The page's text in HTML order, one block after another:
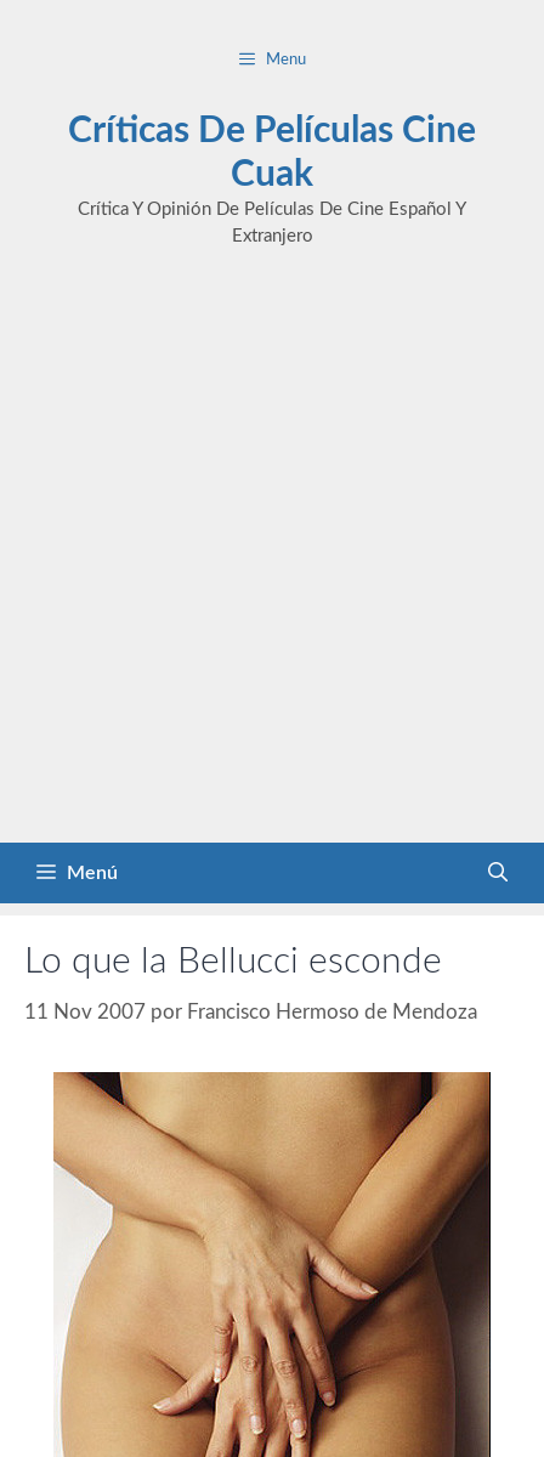
Menu
Críticas De Películas Cine
Cuak
Crítica Y Opinión De Películas De Cine Español Y
Extranjero
Menú
Lo que la Bellucci esconde
11 Nov 2007 por Francisco Hermoso de Mendoza